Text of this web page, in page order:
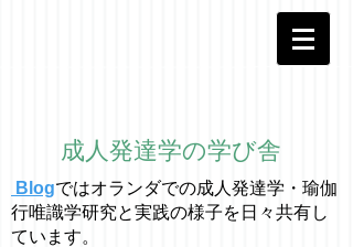
成人発達学の学び舎
Blogではオラ ンダでの成人発達学・ 瑜伽
行唯識学研究と実践の様子を日々共有し
ています。